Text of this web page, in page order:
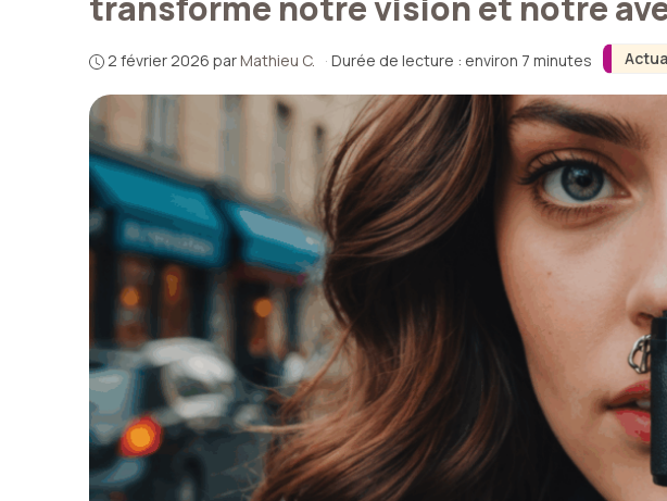
2 février 2026 parMathieu C. · Durée de lecture : environ 7 minutes